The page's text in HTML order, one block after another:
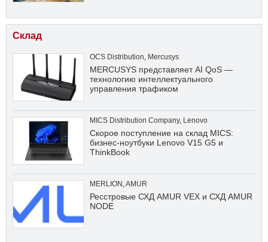
Склад
OCS Distribution, Mercusys
MERCUSYS представляет AI QoS —
технологию интеллектуального
управления трафиком
MICS Distribution Company, Lenovo
Скорое поступление на склад MICS:
бизнес-ноутбуки Lenovo V15 G5 и
ThinkBook
MERLION ,AMUR
Ресстровые СХД AMUR VEX и СХД AMUR
NODE